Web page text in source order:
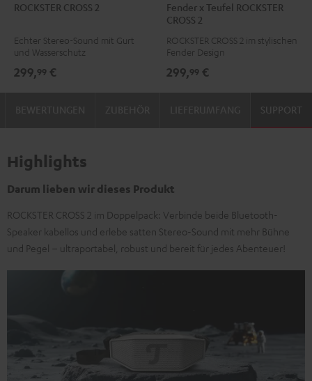
CROSS
Black
Green
CROSS
Black
Red
CROSS
Light
ROCKSTER CROSS 2
Echter Stereo-Sound mit Gurt
und Wasserschutz
299,99 €
x
Teufel
ROCKSTER
2
Fender x Teufel ROCKSTER
CROSS 2
ROCKSTER CROSS 2 im stylischen
Fender Design
299,99 €
SUPPORT
Highlights
Darum lieben wir dieses Produkt
ROCKSTER CROSS 2 im Doppelpack: Verbinde beide Bluetooth-
Speaker kabellos und erlebe satten Stereo-Sound mit mehr Bühne
und Pegel – ultraportabel, robust und bereit für jedes Abenteuer!